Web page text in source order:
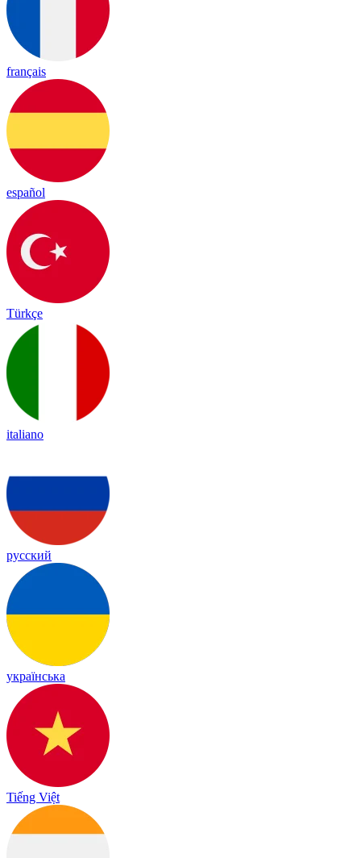
français
español
Türkçe
italiano
русский
українська
Tiếng Việt